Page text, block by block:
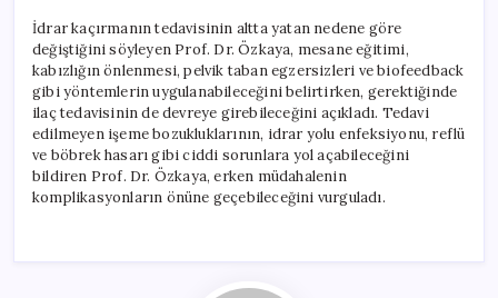
İdrar kaçırmanın tedavisinin altta yatan nedene göre
değiştiğini söyleyen Prof. Dr. Özkaya, mesane eğitimi,
kabızlığın önlenmesi, pelvik taban egzersizleri ve biofeedback
gibi yöntemlerin uygulanabileceğini belirtirken, gerektiğinde
ilaç tedavisinin de devreye girebileceğini açıkladı. Tedavi
edilmeyen işeme bozukluklarının, idrar yolu enfeksiyonu, reflü
ve böbrek hasarı gibi ciddi sorunlara yol açabileceğini
bildiren Prof. Dr. Özkaya, erken müdahalenin
komplikasyonların önüne geçebileceğini vurguladı.